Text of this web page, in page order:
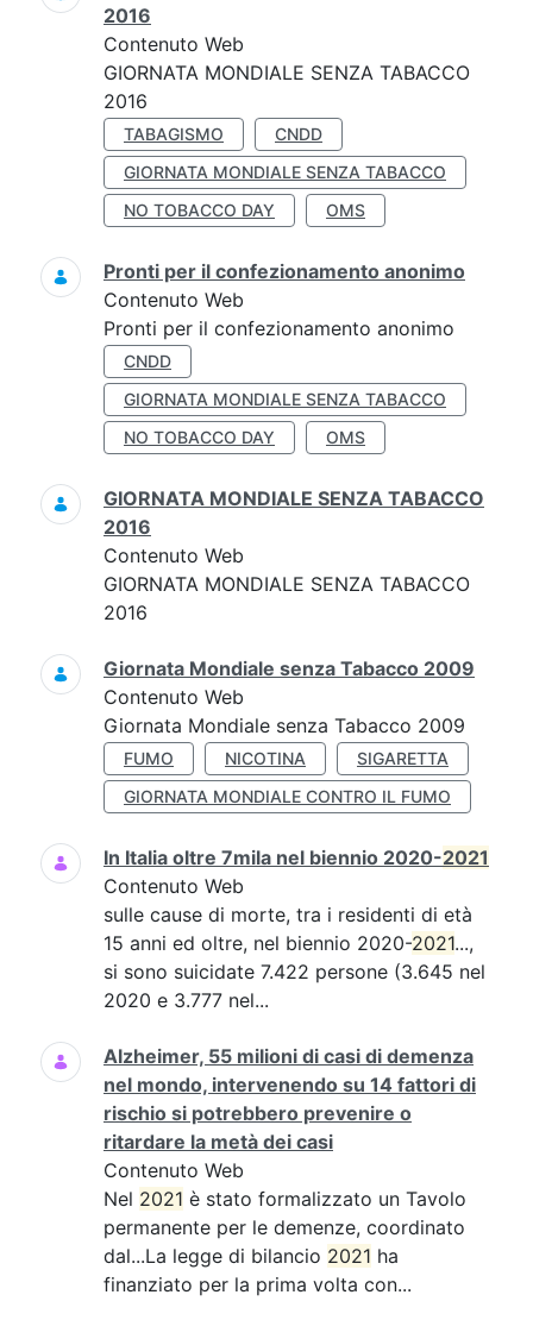
2016
Contenuto Web
GIORNATA MONDIALE SENZA TABACCO
2016
TABAGISMO
CNDD
GIORNATA MONDIALE SENZA TABACCO
NO TOBACCO DAY
OMS
Pronti per il confezionamento anonimo
Contenuto Web
Pronti per il confezionamento anonimo
CNDD
GIORNATA MONDIALE SENZA TABACCO
NO TOBACCO DAY
OMS
GIORNATA MONDIALE SENZA TABACCO
2016
Contenuto Web
GIORNATA MONDIALE SENZA TABACCO
2016
Giornata Mondiale senza Tabacco 2009
Contenuto Web
Giornata Mondiale senza Tabacco 2009
FUMO NICOTINA
SIGARETTA
GIORNATA MONDIALE CONTRO IL FUMO
In Italia oltre 7mila nel biennio 2020-2021
Contenuto Web
sulle cause di morte, tra i residenti di età
15 anni ed oltre, nel biennio 2020-2021...,
si sono suicidate 7.422 persone (3.645 nel
2020 e 3.777 nel...
Alzheimer, 55 milioni di casi di demenza
nel mondo, intervenendo su 14 fattori di
rischio si potrebbero prevenire o
ritardare la metà dei casi
Contenuto Web
Nel 2021 è stato formalizzato un Tavolo
permanente per le demenze, coordinato
dal...La legge di bilancio 2021 ha
finanziato per la prima volta con...